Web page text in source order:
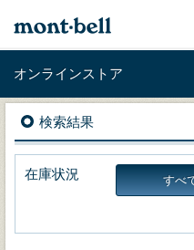
オンラインストア
検索結果
在庫状況 すべ